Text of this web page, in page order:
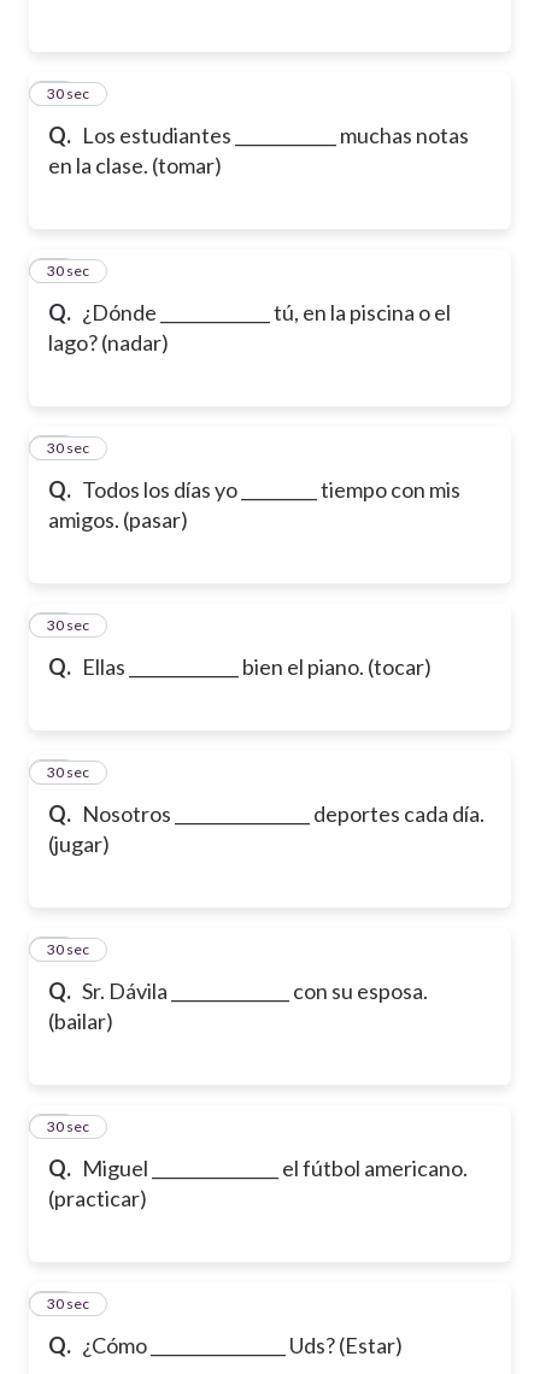
Q. Los estudiantes ____________ muchas notas
en la clase. (tomar)
13
30 sec
Q. ¿Dónde _____________ tú, en la piscina o el
lago? (nadar)
14
30 sec
Q. Todos los días yo _________ tiempo con mis
amigos. (pasar)
15
30 sec
Q. Ellas _____________ bien el piano. (tocar)
16
30 sec
Q. Nosotros ________________ deportes cada día.
(jugar)
17
30 sec
Q. Sr. Dávila ______________ con su esposa.
(bailar)
18
30 sec
Q. Miguel _______________ el fútbol americano.
(practicar)
19
30 sec
Q. ¿Cómo ________________ Uds? (Estar)
20
30 sec